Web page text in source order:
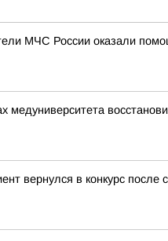
МЧС России оказали
медуниверситета
вернулся в конкурс после